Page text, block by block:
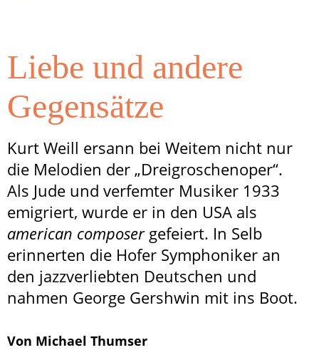
Liebe und andere
Gegensätze
Kurt Weill ersann bei Weitem nicht nur
die Melodien der „Dreigroschenoper“.
Als Jude und verfemter Musiker 1933
emigriert, wurde er in den USA als
american composergefeiert. In Selb
erinnerten die Hofer Symphoniker an
den jazzverliebten Deutschen und
nahmen George Gershwin mit ins Boot.
Von Michael Thumser